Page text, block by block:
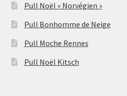
Pull Noël « Norvégien »
Pull Bonhomme de Neige
Pull Moche Rennes
Pull Noël Kitsch